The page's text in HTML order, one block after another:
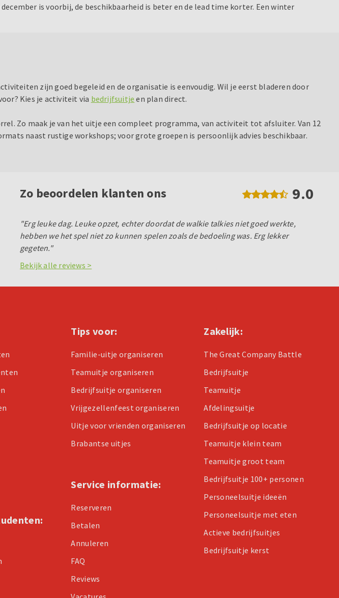
is voorbij, de beschikbaarheid is beter en de lead time korter. Een winter
zijn goed begeleid en de organisatie is eenvoudig. Wil je eerst bladeren door
Kies je activiteit via bedrijfsuitje en plan direct.
Zo maak je van het uitje een compleet programma, van activiteit tot afsluiter. Van 12
naast rustige workshops; voor grote groepen is persoonlijk advies beschikbaar.
Zo beoordelen klanten ons 9.0
"Erg leuke dag. Leuke opzet, echter doordat de walkie talkies niet goed werkte,
hebben we het spel niet zo kunnen spelen zoals de bedoeling was. Erg lekker
gegeten."
Bekijk alle reviews >
Tips voor:
Familie-uitje organiseren
Teamuitje organiseren
Bedrijfsuitje organiseren
Vrijgezellenfeest organiseren
Uitje voor vrienden organiseren
Brabantse uitjes
Service informatie:
Reserveren
Betalen
Annuleren
FAQ
Reviews
Zakelijk:
The Great Company Battle
Bedrijfsuitje
Teamuitje
Afdelingsuitje
Bedrijfsuitje op locatie
Teamuitje klein team
Teamuitje groot team
Bedrijfsuitje 100+ personen
Personeelsuitje ideeën
Personeelsuitje met eten
Actieve bedrijfsuitjes
Bedrijfsuitje kerst